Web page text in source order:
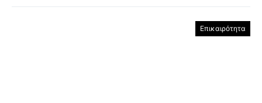
Επικαιρότητα